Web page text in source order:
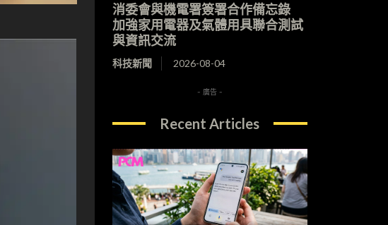
消委會與機電署簽署合作備忘錄
加強家用電器及氣體用具聯合測試
與資訊交流
科技新聞 2026-08-04
- 廣告 -
Recent Articles